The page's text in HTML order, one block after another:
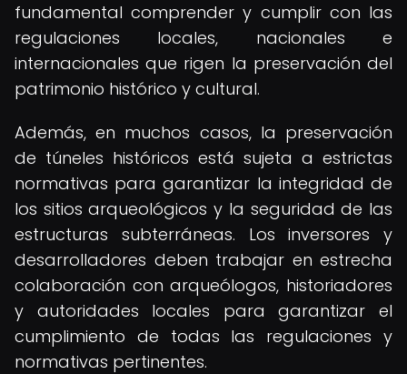
fundamental comprender y cumplir con las
regulaciones locales, nacionales e
internacionales que rigen la preservación del
patrimonio histórico y cultural.
Además, en muchos casos, la preservación
de túneles históricos está sujeta a estrictas
normativas para garantizar la integridad de
los sitios arqueológicos y la seguridad de las
estructuras subterráneas. Los inversores y
desarrolladores deben trabajar en estrecha
colaboración con arqueólogos, historiadores
y autoridades locales para garantizar el
cumplimiento de todas las regulaciones y
normativas pertinentes.